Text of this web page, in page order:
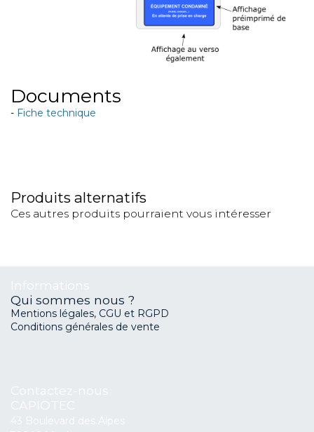
Documents
- Fiche technique
Produits alternatifs
Ces autres produits pourraient vous intéresser
Qui sommes nous ?
Mentions légales, CGU et RGPD
Conditions générales de vente